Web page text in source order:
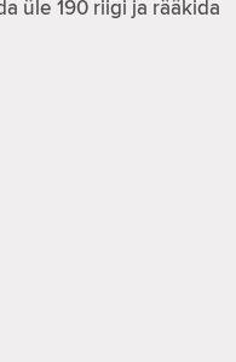
üle 190 riigi ja rääkida